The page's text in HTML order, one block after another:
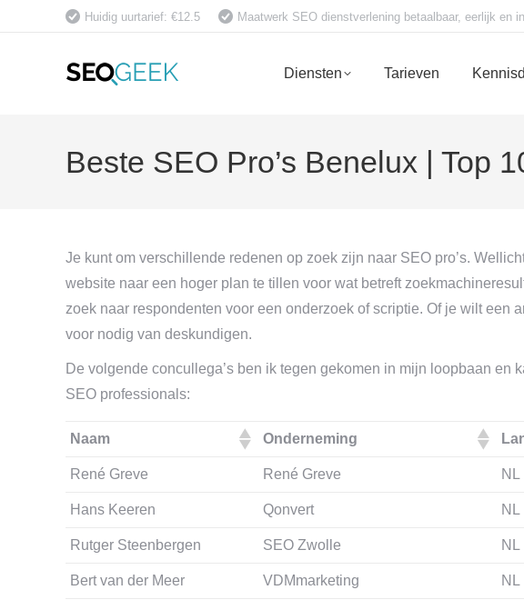
Huidig uurtarief: €12.5 Maatwerk SEO dienstverlening betaalbaar, eerlijk en
Diensten Tarieven
Beste SEO Pro’s Benelux | Top
Je kunt om verschillende redenen op zoek zijn naar SEO pro’s.
website naar een hoger plan te tillen voor wat betreft
zoek naar respondenten voor een onderzoek of scriptie. Of je wilt een
voor nodig van deskundigen.
De volgende concullega’s ben ik tegen gekomen in mijn loopbaan en
SEO professionals:
Naam Onderneming
René Greve René Greve NL
Hans Keeren Qonvert NL
Rutger Steenbergen SEO Zwolle NL
Bert van der Meer VDMmarketing NL